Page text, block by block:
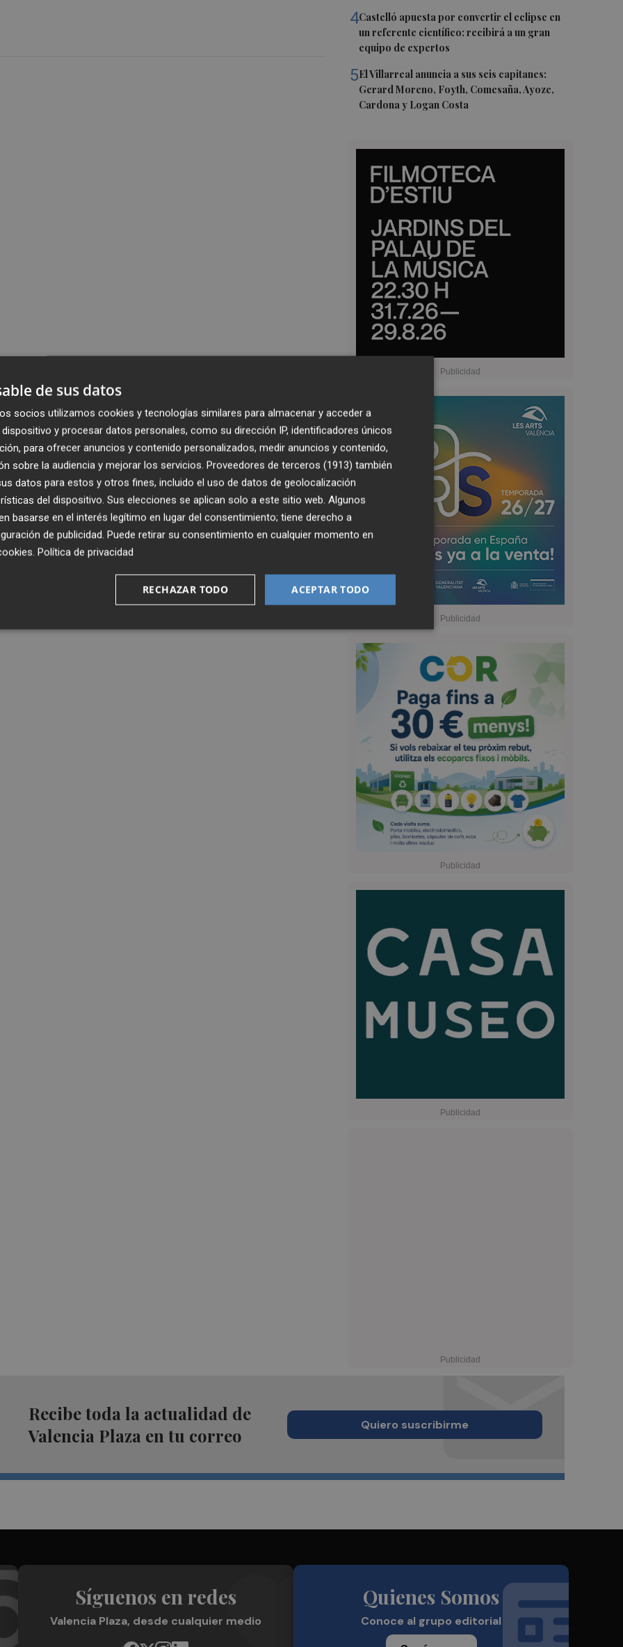
4Castelló apuesta por convertir el eclipse en
un referente científico: recibirá a un gran
equipo de expertos
5El Villarreal anuncia a sus seis capitanes:
Gerard Moreno, Foyth, Comesaña, Ayoze,
Cardona y Logan Costa
Recibe toda la actualidad de
Valencia Plaza en tu correo
Quiero suscribirme
Síguenos en redes
Valencia Plaza, desde cualquier medio
Quienes Somos
Conoce al grupo editorial
de sus datos
socios utilizamos cookies y tecnologías similares para almacenar y acceder a
y procesar datos personales, como su dirección IP, identificadores únicos
para ofrecer anuncios y contenido personalizados, medir anuncios y contenido,
sobre la audiencia y mejorar los servicios. Proveedores de terceros (1913) también
datos para estos y otros fines, incluido el uso de datos de geolocalización
del dispositivo. Sus elecciones se aplican solo a este sitio web. Algunos
basarse en el interés legítimo en lugar del consentimiento; tiene derecho a
de publicidad. Puede retirar su consentimiento en cualquier momento en
. Política de privacidad
ACEPTAR TODO
RECHAZAR TODO